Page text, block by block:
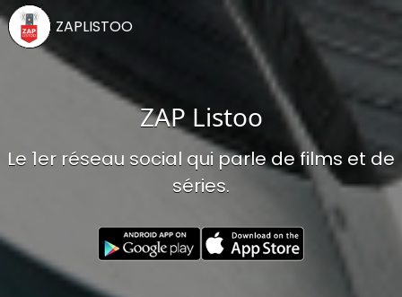
ZAPLISTOO
ZAP Listoo
Le 1er réseau social qui parle de films et de
séries.